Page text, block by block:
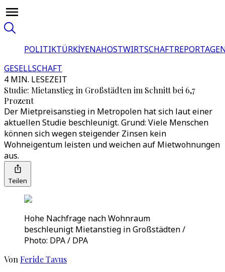
POLITIKTÜRKİYENAHOSTWIRTSCHAFT
GESELLSCHAFT
4 MIN. LESEZEIT
Studie: Mietanstieg in Großstädten im Schnitt bei 6,7
Prozent
Der Mietpreisanstieg in Metropolen hat sich laut einer
aktuellen Studie beschleunigt. Grund: Viele Menschen
können sich wegen steigender Zinsen kein
Wohneigentum leisten und weichen auf Mietwohnungen
aus.
Teilen
Hohe Nachfrage nach Wohnraum
beschleunigt Mietanstieg in Großstädten /
Photo: DPA / DPA
Von Feride Tavus